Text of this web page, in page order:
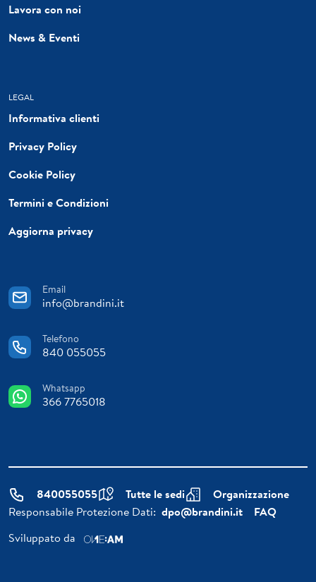
Lavora con noi
News & Eventi
LEGAL
Informativa clienti
Privacy Policy
Cookie Policy
Termini e Condizioni
Aggiorna privacy
Email
info@brandini.it
Telefono
840 055055
Whatsapp
366 7765018
840055055 Tutte le sedi
Organizzazione
Responsabile Protezione Dati: dpo@brandini.it
FAQ
Sviluppato da